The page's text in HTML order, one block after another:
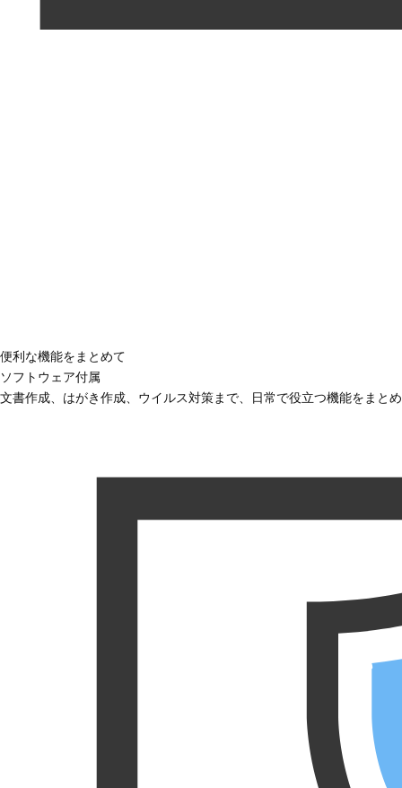
便利な機能をまとめて
ソフトウェア付属
文書作成、はがき作成、ウイルス対策まで、日常で役立つ機能をまと